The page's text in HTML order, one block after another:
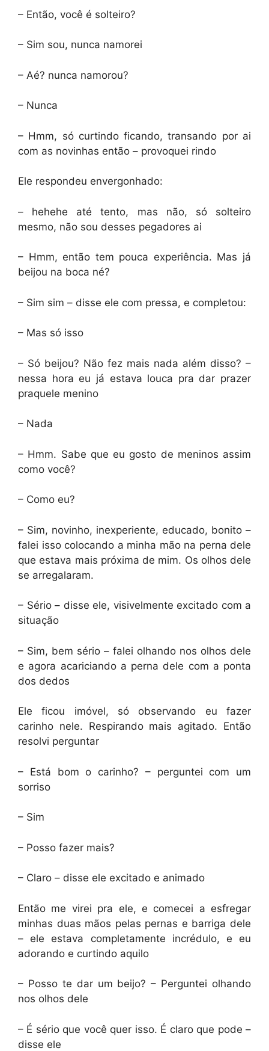
– Então, você é solteiro?
– Sim sou, nunca namorei
– Aé? nunca namorou?
– Nunca
– Hmm, só curtindo ficando, transando por ai
com as novinhas então – provoquei rindo
Ele respondeu envergonhado:
– hehehe até tento, mas não, só solteiro
mesmo, não sou desses pegadores ai
– Hmm, então tem pouca experiência. Mas já
beijou na boca né?
– Sim sim – disse ele com pressa, e completou:
– Mas só isso
– Só beijou? Não fez mais nada além disso? –
nessa hora eu já estava louca pra dar prazer
praquele menino
– Nada
– Hmm. Sabe que eu gosto de meninos assim
como você?
– Como eu?
– Sim, novinho, inexperiente, educado, bonito –
falei isso colocando a minha mão na perna dele
que estava mais próxima de mim. Os olhos dele
se arregalaram.
– Sério – disse ele, visivelmente excitado com a
situação
– Sim, bem sério – falei olhando nos olhos dele
e agora acariciando a perna dele com a ponta
dos dedos
Ele ficou imóvel, só observando eu fazer
carinho nele. Respirando mais agitado. Então
resolvi perguntar
– Está bom o carinho? – perguntei com um
sorriso
– Sim
– Posso fazer mais?
– Claro – disse ele excitado e animado
Então me virei pra ele, e comecei a esfregar
minhas duas mãos pelas pernas e barriga dele
– ele estava completamente incrédulo, e eu
adorando e curtindo aquilo
– Posso te dar um beijo? – Perguntei olhando
nos olhos dele
– É sério que você quer isso. É claro que pode –
disse ele